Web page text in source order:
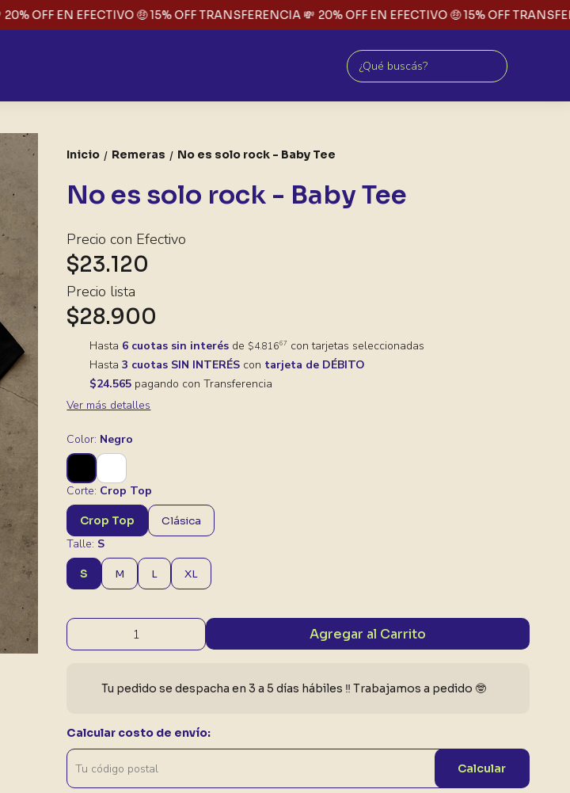
OFF EN EFECTIVO 🤑 15% OFF TRANSFERENCIA 💸 20% OFF EN EFECTIVO 🤑 15% OFF
Inicio / Remeras / No es solo rock - Baby Tee
No es solo rock - Baby Tee
Precio con Efectivo
$23.120
Precio lista
$28.900
Hasta 6 cuotas sin interés de $4.81667 con tarjetas seleccionadas
Hasta3 cuotas SIN INTERÉS con tarjeta de DÉBITO
$24.565 pagando con Transferencia
Ver más detalles
Color: Negro
Corte: Crop Top
Crop Top Clásica
Talle: S
S M L XL
Agregar al Carrito
Tu pedido se despacha en 3 a 5 días hábiles ‼️ Trabajamos a pedido 🤓
Calcular costo de envío:
Calcular